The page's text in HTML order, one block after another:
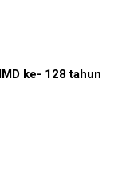
ke- 128 tahun